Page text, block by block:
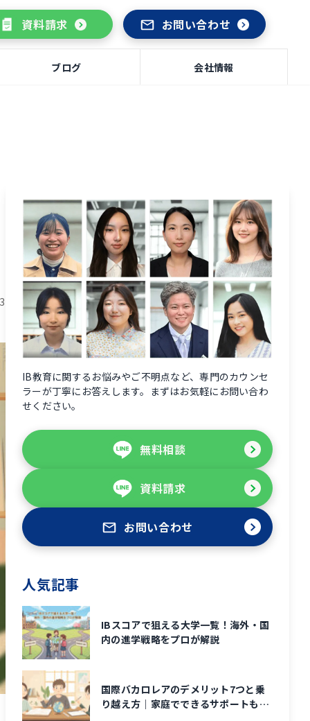
資料請求 お問い合わせ
ブログ 会社情報
IB教育に関するお悩みやご不明点など、専門のカウンセ
ラーが丁寧にお答えします。まずはお気軽にお問い合わ
せください。
無料相談
資料請求
お問い合わせ
人気記事
IBスコアで狙える大学一覧！海外・国
内の進学戦略をプロが解説
国際バカロレアのデメリット7つと乗
り越え方｜家庭でできるサポートも解